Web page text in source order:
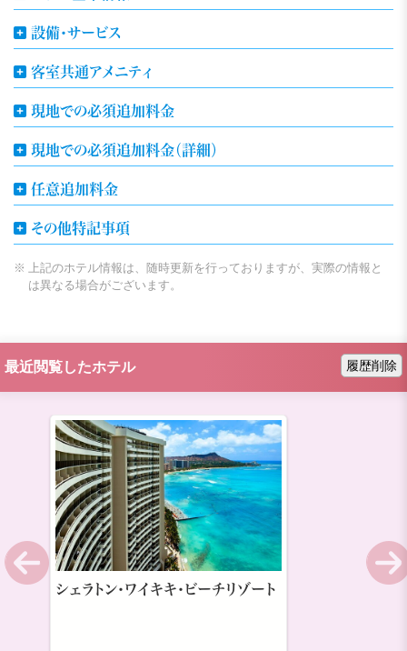
設備・サービス
客室共通アメニティ
現地での必須追加料金
現地での必須追加料金（詳細）
任意追加料金
その他特記事項
上記のホテル情報は、随時更新を行っておりますが、実際の情報と
は異なる場合がございます。
最近閲覧したホテル 履歴削除
シェラトン・ワイキキ・ビーチリゾート